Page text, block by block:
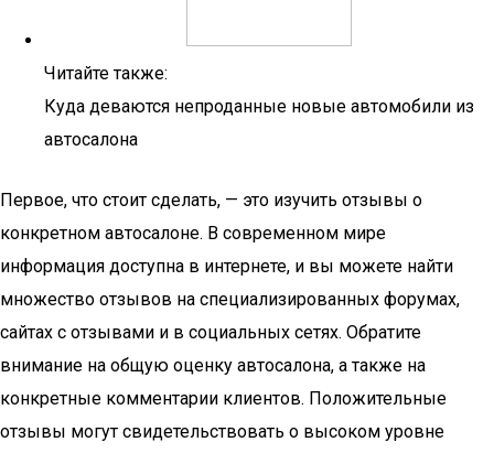
Читайте также:
Куда деваются непроданные новые автомобили из
автосалона
Первое, что стоит сделать, — это изучить отзывы о
конкретном автосалоне. В современном мире
информация доступна в интернете, и вы можете найти
множество отзывов на специализированных форумах,
сайтах с отзывами и в социальных сетях. Обратите
внимание на общую оценку автосалона, а также на
конкретные комментарии клиентов. Положительные
отзывы могут свидетельствовать о высоком уровне